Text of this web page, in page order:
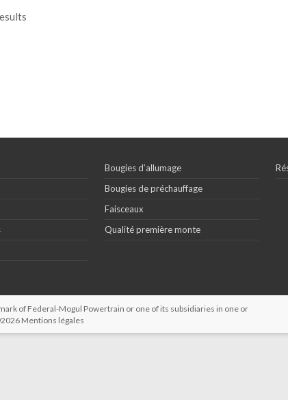
Bougies d’allumage
Bougies de préchauffage
Faisceaux
Qualité première monte
of Federal-Mogul Powertrain or one of its subsidiaries in one or
Mentions légales